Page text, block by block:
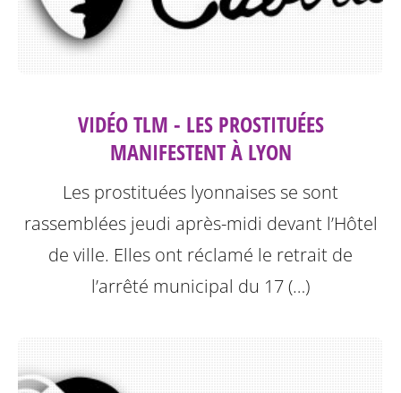
VIDÉO TLM - LES PROSTITUÉES
MANIFESTENT À LYON
Les prostituées lyonnaises se sont
rassemblées jeudi après-midi devant l’Hôtel
de ville. Elles ont réclamé le retrait de
l’arrêté municipal du 17 (…)